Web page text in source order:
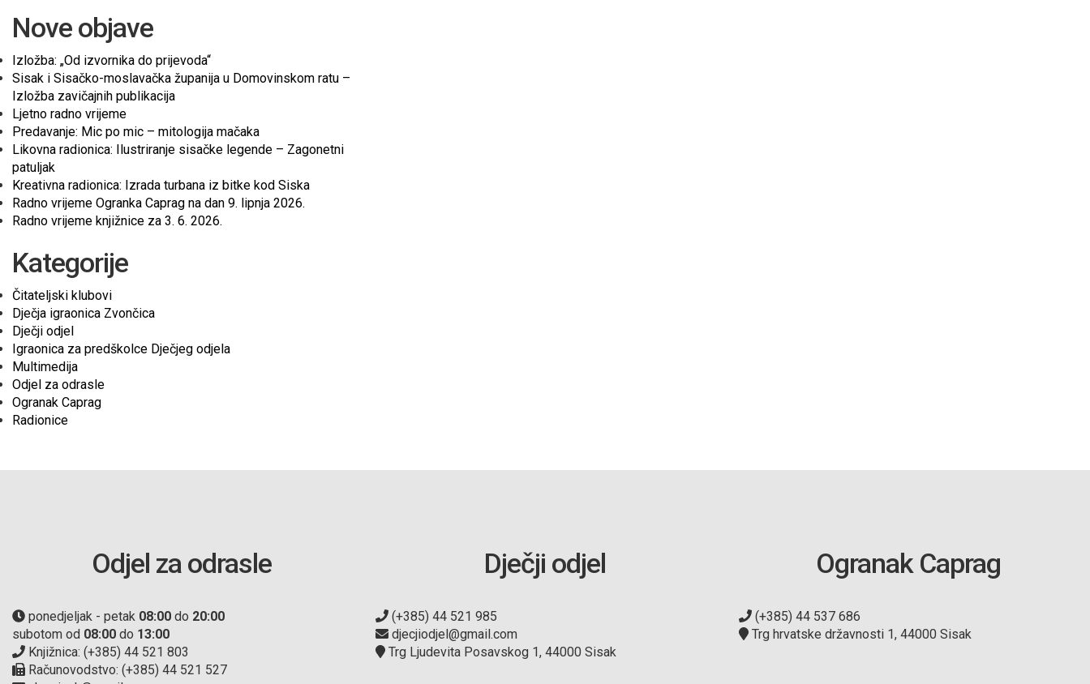
Nove objave
Izložba: „Od izvornika do prijevoda“
Sisak i Sisačko-moslavačka županija u Domovinskom ratu –
Izložba zavičajnih publikacija
Ljetno radno vrijeme
Predavanje: Mic po mic – mitologija mačaka
Likovna radionica: Ilustriranje sisačke legende – Zagonetni
patuljak
Kreativna radionica: Izrada turbana iz bitke kod Siska
Radno vrijeme Ogranka Caprag na dan 9. lipnja 2026.
Radno vrijeme knjižnice za 3. 6. 2026.
Kategorije
Čitateljski klubovi
Dječja igraonica Zvončica
Dječji odjel
Igraonica za predškolce Dječjeg odjela
Multimedija
Odjel za odrasle
Ogranak Caprag
Radionice
Odjel za odrasle
ponedjeljak - petak 08:00 do 20:00
subotom od 08:00 do 13:00
Knjižnica: (+385) 44 521 803
Računovodstvo: (+385) 44 521 527
Dječji odjel
(+385) 44 521 985
djecjiodjel@gmail.com
Trg Ljudevita Posavskog 1, 44000 Sisak
Ogranak Caprag
(+385) 44 537 686
Trg hrvatske državnosti 1, 44000 Sisak